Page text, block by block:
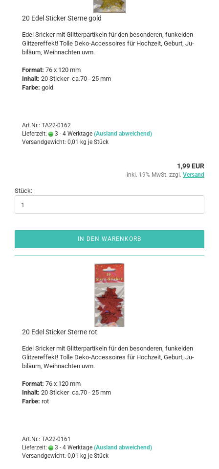
20 Edel Sti­cker Ster­ne gold
Edel Sri­cker mit Glit­ter­par­ti­keln für den be­son­de­ren, fun­kel­den
Glit­zer­ef­fekt! Tolle Deko-​Accessoires für Hoch­zeit, Ge­burt, Ju­
bi­lä­um, Weih­nach­ten uvm.
For­mat: 76 x 120 mm
In­halt: 20 Sti­cker ca.70 - 25 mm
Farbe: gold
Art.Nr.: TA22-0162
Lieferzeit:
3 - 4 Werktage (Ausland abweichend)
Versandgewicht: 0,01 kg je Stück
1,99 EUR
inkl. 19% MwSt. zzgl. Versand
Stück:
IN DEN WARENKORB
20 Edel Sti­cker Ster­ne rot
Edel Sri­cker mit Glit­ter­par­ti­keln für den be­son­de­ren, fun­kel­den
Glit­zer­ef­fekt! Tolle Deko-​Accessoires für Hoch­zeit, Ge­burt, Ju­
bi­lä­um, Weih­nach­ten uvm.
For­mat: 76 x 120 mm
In­halt: 20 Sti­cker ca.70 - 25 mm
Farbe: rot
Art.Nr.: TA22-0161
Lieferzeit:
3 - 4 Werktage (Ausland abweichend)
Versandgewicht: 0,01 kg je Stück